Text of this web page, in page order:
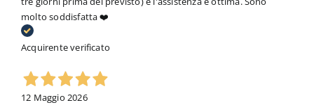
molto soddisfatta ❤️
Acquirente verificato
12 Maggio 2026